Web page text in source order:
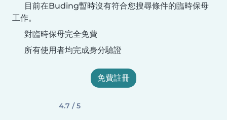
目前在Buding暫時沒有符合您搜尋條件的臨時保母
工作。
對臨時保母完全免費
所有使用者均完成身分驗證
免費註冊
4.7 / 5